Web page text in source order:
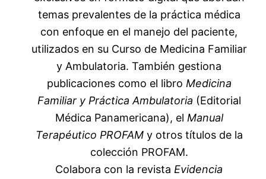
temas prevalentes de la práctica médica
con enfoque en el manejo del paciente,
utilizados en su Curso de Medicina Familiar
y Ambulatoria. También gestiona
publicaciones como el libro Medicina
Familiar y Práctica Ambulatoria (Editorial
Médica Panamericana), el Manual
Terapéutico PROFAMy otros títulos de la
colección PROFAM.
Colabora con la revista Evidencia